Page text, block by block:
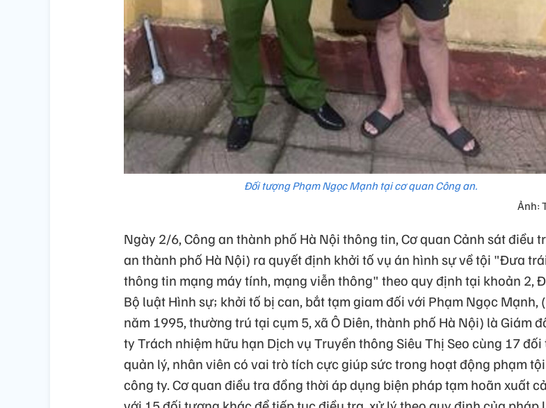
Đối tượng Phạm Ngọc Mạnh tại cơ quan Công an.
Ảnh:
Ngày 2/6, Công an thành phố Hà Nội thông tin, Cơ quan Cảnh sát điều
an thành phố Hà Nội) ra quyết định khởi tố vụ án hình sự về tội "Đưa
thông tin mạng máy tính, mạng viễn thông" theo quy định tại khoản 2,
Bộ luật Hình sự; khởi tố bị can, bắt tạm giam đối với Phạm Ngọc Mạnh,
năm 1995, thường trú tại cụm 5, xã Ô Diên, thành phố Hà Nội) là Giám
ty Trách nhiệm hữu hạn Dịch vụ Truyền thông Siêu Thị Seo cùng 17
quản lý, nhân viên có vai trò tích cực giúp sức trong hoạt động phạm
công ty. Cơ quan điều tra đồng thời áp dụng biện pháp tạm hoãn xuất